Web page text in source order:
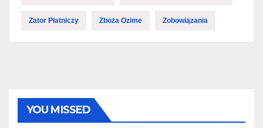
Zator Płatniczy Zboża Ozime Zobowiązania
YOU MISSED